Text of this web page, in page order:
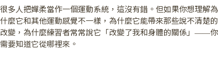
很多人把嬋柔當作一個運動系統，這沒有錯。但如果你想理解為
什麼它和其他運動感覺不一樣，為什麼它能帶來那些說不清楚的
改變，為什麼練習者常常說它「改變了我和身體的關係」——你
需要知道它從哪裡來。